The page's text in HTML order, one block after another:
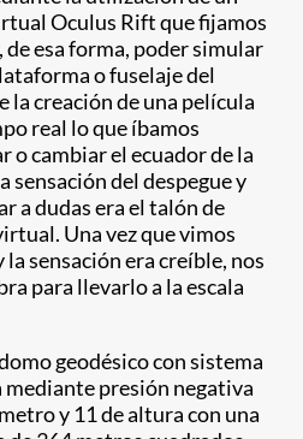
Oculus Rift que fijamos
esa forma, poder simular
o fuselaje del
la creación de una película
real lo que íbamos
o cambiar el ecuador de la
sensación del despegue y
a dudas era el talón de
Una vez que vimos
sensación era creíble, nos
para llevarlo a la escala
geodésico con sistema
presión negativa
y 11 de altura con una